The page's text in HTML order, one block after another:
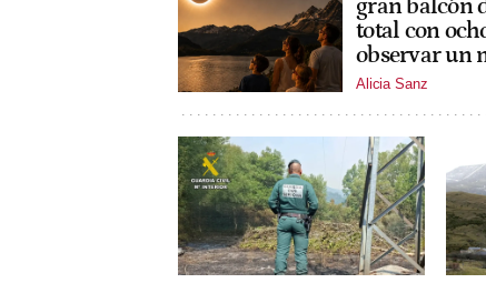
gran balcón
total con
observar un
Alicia Sanz